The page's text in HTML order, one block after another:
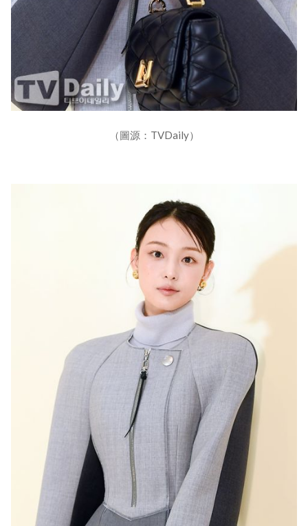
（圖源：TVDaily）